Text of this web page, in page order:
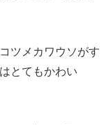
ツメカワウソがす
とてもかわい